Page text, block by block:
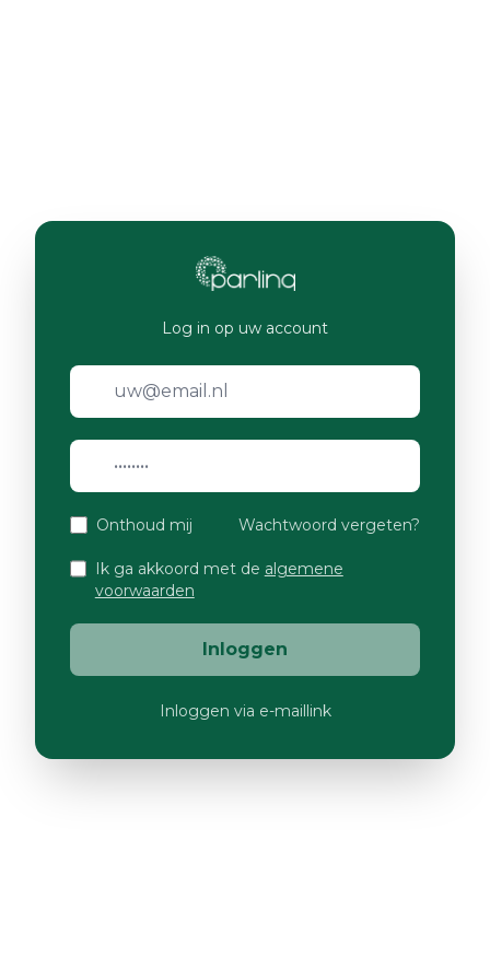
Log in op uw account
Onthoud mij Wachtwoord vergeten?
Ik ga akkoord met de algemene
voorwaarden
Inloggen
Inloggen via e-maillink